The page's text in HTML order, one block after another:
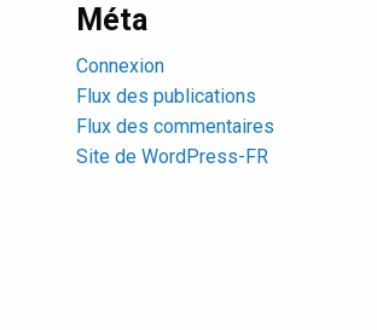
Méta
Connexion
Flux des publications
Flux des commentaires
Site de WordPress-FR